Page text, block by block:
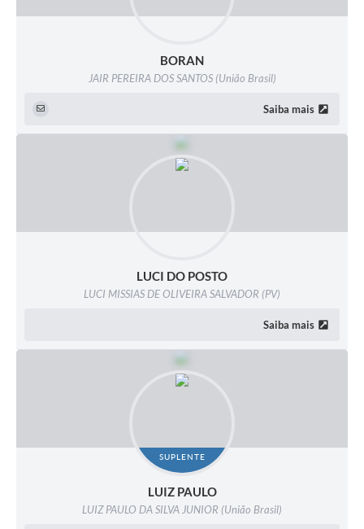
BORAN
JAIR PEREIRA DOS SANTOS (União Brasil)
Saiba mais
LUCI DO POSTO
LUCI MISSIAS DE OLIVEIRA SALVADOR (PV)
Saiba mais
SUPLENTE
LUIZ PAULO
LUIZ PAULO DA SILVA JUNIOR (União Brasil)